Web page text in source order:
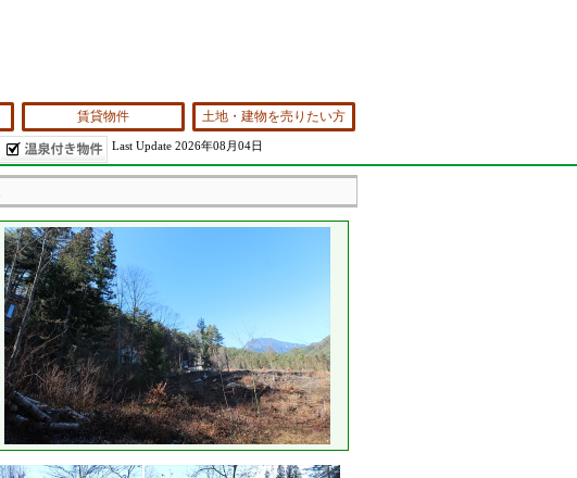
賃貸物件 土地・建物を売りたい方
Last Update 2026年08月04日